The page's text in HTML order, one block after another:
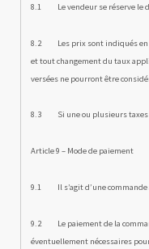
8.1 Le vendeur se réserve le
8.2 Les prix sont indiqués en
et tout changement du taux
versées ne pourront être
8.3 Si une ou plusieurs taxes
Article 9 – Mode de paiement
9.1 Il s’agit d’une commande
9.2 Le paiement de la
éventuellement néces­saires